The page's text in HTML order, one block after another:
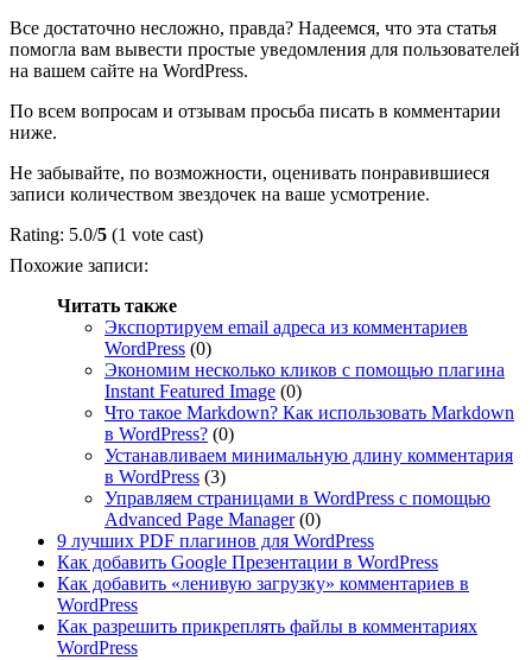
Все достаточно несложно, правда? Надеемся, что эта статья
помогла вам вывести простые уведомления для пользователей
на вашем сайте на WordPress.
По всем вопросам и отзывам просьба писать в комментарии
ниже.
Не забывайте, по возможности, оценивать понравившиеся
записи количеством звездочек на ваше усмотрение.
Rating: 5.0/5 (1 vote cast)
Похожие записи:
Читать также
Экспортируем email адреса из комментариев
WordPress (0)
Экономим несколько кликов с помощью плагина
Instant Featured Image (0)
Что такое Markdown? Как использовать Markdown
в WordPress? (0)
Устанавливаем минимальную длину комментария
в WordPress (3)
Управляем страницами в WordPress с помощью
Advanced Page Manager(0)
9 лучших PDF плагинов для WordPress
Как добавить Google Презентации в WordPress
Как добавить «ленивую загрузку» комментариев в
WordPress
Как разрешить прикреплять файлы в комментариях
WordPress